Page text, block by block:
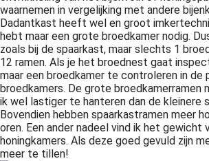
waarnemen in vergelijking met andere
Dadantkast heeft wel en groot
hebt maar een grote broedkamer nodig.
zoals bij de spaarkast, maar slechts 1
12 ramen. Als je het broednest gaat
maar een broedkamer te controleren in de
broedkamers. De grote broedkamerramen
ik wel lastiger te hanteren dan de kleinere
Bovendien hebben spaarkastramen meer
oren. Een ander nadeel vind ik het gewicht
honingkamers. Als deze goed gevuld zijn
meer te tillen!